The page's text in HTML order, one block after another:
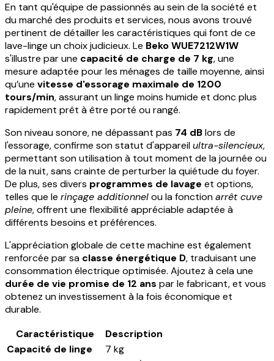
En tant qu'équipe de passionnés au sein de la société et
du marché des produits et services, nous avons trouvé
pertinent de détailler les caractéristiques qui font de ce
lave-linge un choix judicieux. Le Beko WUE7212W1W
s'illustre par une capacité de charge de 7 kg, une
mesure adaptée pour les ménages de taille moyenne, ainsi
qu’une vitesse d'essorage maximale de 1200
tours/min, assurant un linge moins humide et donc plus
rapidement prêt à être porté ou rangé.
Son niveau sonore, ne dépassant pas 74 dBlors de
l'essorage, confirme son statut d'appareilultra-silencieux,
permettant son utilisation à tout moment de la journée ou
de la nuit, sans crainte de perturber la quiétude du foyer.
De plus, ses divers programmes de lavage et options,
telles que le rinçage additionnelou la fonctionarrêt cuve
pleine, offrent une flexibilité appréciable adaptée à
différents besoins et préférences.
L'appréciation globale de cette machine est également
renforcée par sa classe énergétique D, traduisant une
consommation électrique optimisée. Ajoutez à cela une
durée de vie promise de 12 ans par le fabricant, et vous
obtenez un investissement à la fois économique et
durable.
Caractéristique
Description
Capacité de linge
7 kg